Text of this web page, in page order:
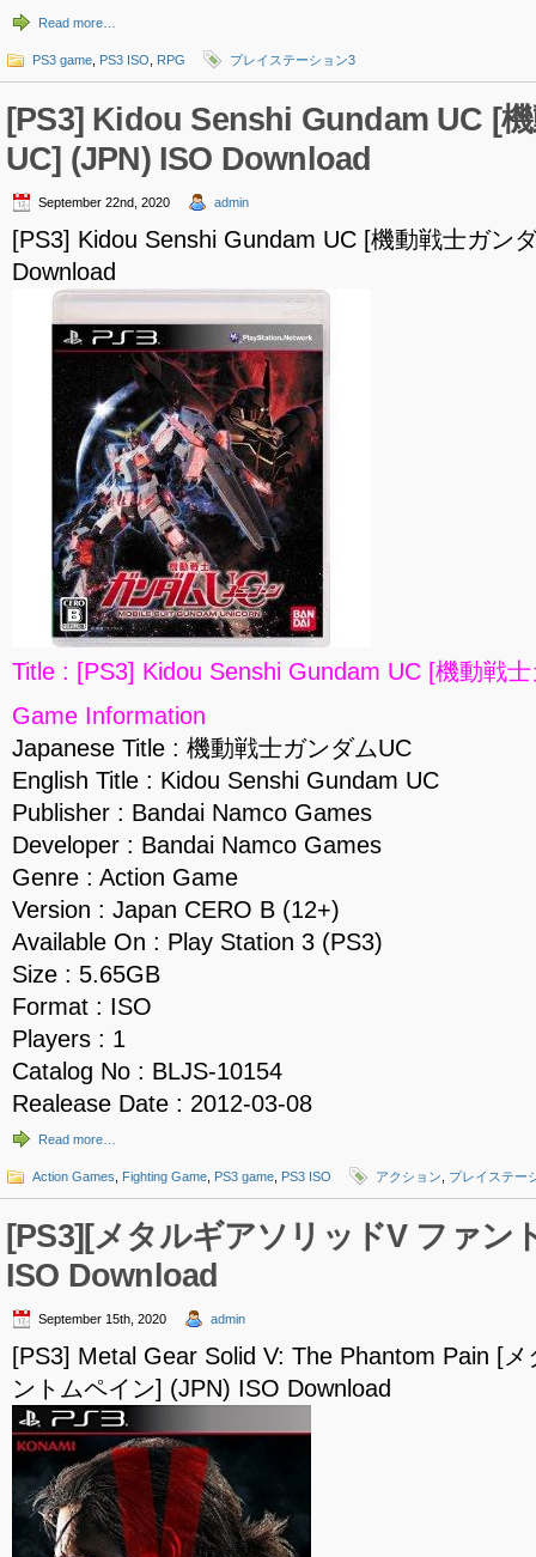
Read more…
PS3 game PS3 ISO RPG プレイステーション3
[PS3] Kidou Senshi Gundam UC [
UC] (JPN) ISO Download
September 22nd, 2020 admin
[PS3] Kidou Senshi Gundam UC [機動戦士ガン
Download
Title : [PS3] Kidou Senshi Gundam UC [機動戦
Game Information
Japanese Title : 機動戦士ガンダムUC
English Title : Kidou Senshi Gundam UC
Publisher : Bandai Namco Games
Developer : Bandai Namco Games
Genre : Action Game
Version : Japan CERO B (12+)
Available On : Play Station 3 (PS3)
Size : 5.65GB
Format : ISO
Players : 1
Catalog No : BLJS-10154
Realease Date : 2012-03-08
Read more…
Action Games Fighting Game PS3 game PS3 ISO アクション プレイステー
[PS3][メタルギアソリッドV ファン
ISO Download
September 15th, 2020 admin
[PS3] Metal Gear Solid V: The Phantom Pain [
ントムペイン] (JPN) ISO Download